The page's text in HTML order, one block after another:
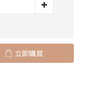
立即購買